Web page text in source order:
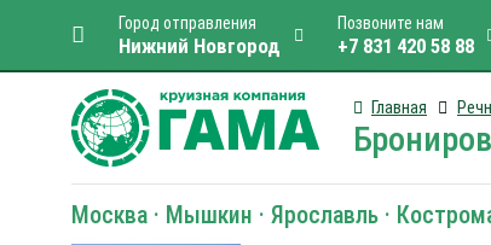
Город отправления
Нижний Новгород
Позвоните нам
+7 831 420 58 88
Главная
Москва · Мышкин · Ярославль ·